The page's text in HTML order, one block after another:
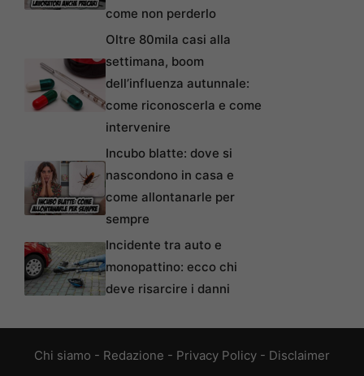
come non perderlo
Oltre 80mila casi alla
settimana, boom
dell’influenza autunnale:
come riconoscerla e come
intervenire
Incubo blatte: dove si
nascondono in casa e
come allontanarle per
sempre
Incidente tra auto e
monopattino: ecco chi
deve risarcire i danni
Chi siamo - Redazione - Privacy Policy - Disclaimer